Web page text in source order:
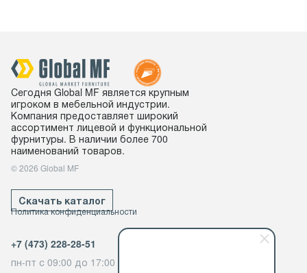
Сегодня Global MF является крупным
игроком в мебельной индустрии.
Компания предоставляет широкий
ассортимент лицевой и функциональной
фурнитуры. В наличии более 700
наименований товаров.
© 2026 Global MF
Скачать каталог
Политика конфиденциальности
+7 (473) 228-28-51
пн-пт с 09:00 до 17:00